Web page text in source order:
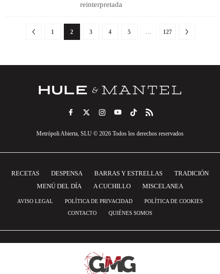
reinterpretada
1 2 3 4 5 … 127
Metrópoli Abierta, SLU © 2026 Todos los derechos reservados
RECETAS DESPENSA BARRAS Y ESTRELLAS
TRADICIÓN
MENÚ DEL DÍA
A CUCHILLO MISCELANEA
AVISO LEGAL POLÍTICA DE PRIVACIDAD
POLÍTICA DE COOKIES
CONTACTO
QUIÉNES SOMOS